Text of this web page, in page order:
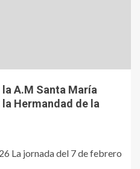
A.M Santa María
Hermandad de la
La jornada del 7 de febrero